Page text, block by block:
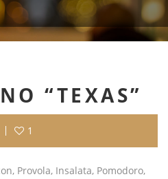
“TEXAS”
1
Provola, Insalata, Pomodoro,